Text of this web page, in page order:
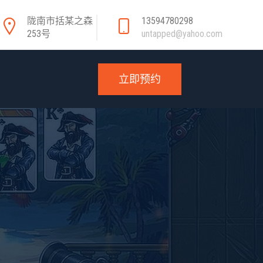
陇南市括某之森
253号
13594780298
untapped@yahoo.com
立即预约